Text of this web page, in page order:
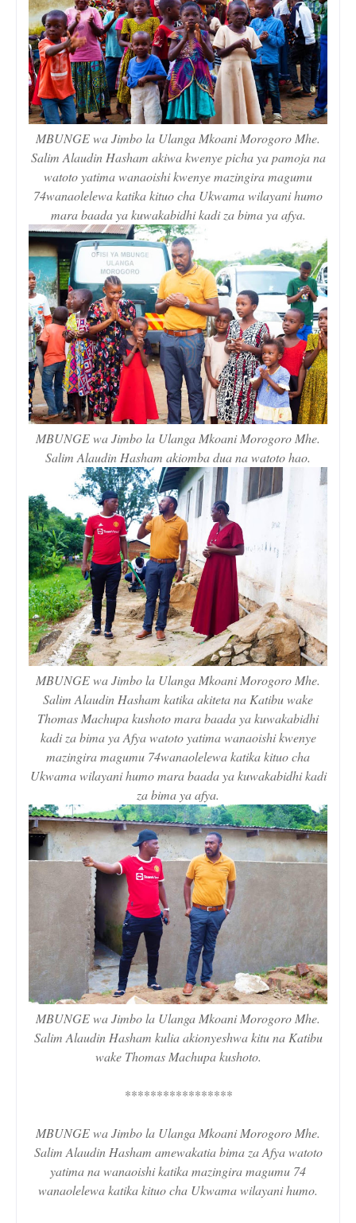
MBUNGE wa Jimbo la Ulanga Mkoani Morogoro Mhe.
Salim Alaudin Hasham akiwa kwenye picha ya pamoja na
watoto yatima wanaoishi kwenye mazingira magumu
74wanaolelewa katika kituo cha Ukwama wilayani humo
mara baada ya kuwakabidhi kadi za bima ya afya.
MBUNGE wa Jimbo la Ulanga Mkoani Morogoro Mhe.
Salim Alaudin Hasham akiomba dua na watoto hao.
MBUNGE wa Jimbo la Ulanga Mkoani Morogoro Mhe.
Salim Alaudin Hasham katika akiteta na Katibu wake
Thomas Machupa kushoto mara baada ya kuwakabidhi
kadi za bima ya Afya watoto yatima wanaoishi kwenye
mazingira magumu 74wanaolelewa katika kituo cha
Ukwama wilayani humo mara baada ya kuwakabidhi kadi
za bima ya afya.
MBUNGE wa Jimbo la Ulanga Mkoani Morogoro Mhe.
Salim Alaudin Hasham kulia akionyeshwa kitu na Katibu
wake Thomas Machupa kushoto.
*****************
MBUNGE wa Jimbo la Ulanga Mkoani Morogoro Mhe.
Salim Alaudin Hasham amewakatia bima za Afya watoto
yatima na wanaoishi katika mazingira magumu 74
wanaolelewa katika kituo cha Ukwama wilayani humo.